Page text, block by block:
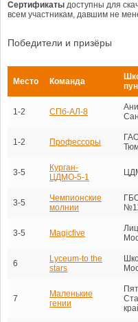
Сертификаты доступны для
всем участникам, давшим не
Победители и призёры
Место Команда
1-2 СПб-АЛ-8
1-2 Профессоры
3-5
Курган-
ЦДМО-5-1
3-5
Чемпионские
молнии
3-5 Magicfive
6
Lyceum-to the
stars
7
Маленькие
гении